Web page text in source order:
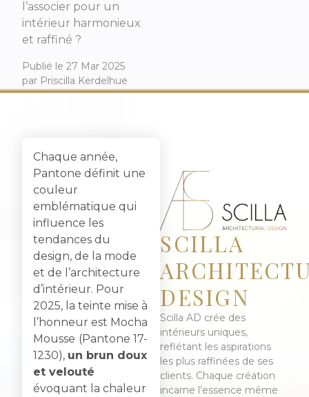
l’associer pour un
intérieur harmonieux
et raffiné ?
Publié le 27 Mar 2025
par Priscilla Kerdelhue
Chaque année,
Pantone définit une
couleur
emblématique qui
influence les
tendances du
design, de la mode
et de l’architecture
d’intérieur. Pour
2025, la teinte mise à
l’honneur est Mocha
Mousse (Pantone 17-
1230), un brun doux
et velouté
évoquant la chaleur
SCILLA
DESIGN
Scilla AD crée des
intérieurs uniques,
reflétant les aspirations
les plus raffinées de ses
clients. Chaque création
incarne l’essence même